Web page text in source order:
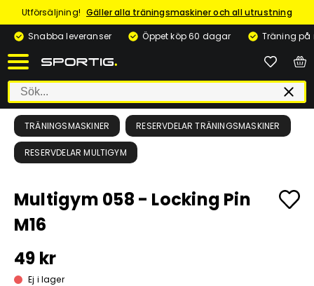
Utförsäljning! Gäller alla träningsmaskiner och all utrustning
Snabba leveranser
Öppet köp 60 dagar Träning på
TRÄNINGSMASKINER RESERVDELAR TRÄNINGSMASKINER
RESERVDELAR MULTIGYM
Multigym 058 - Locking Pin
M16
49 kr
Ej i lager